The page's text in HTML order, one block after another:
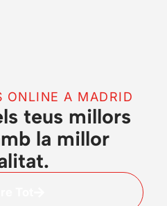
ONLINE A MADRID
teus millors
la millor